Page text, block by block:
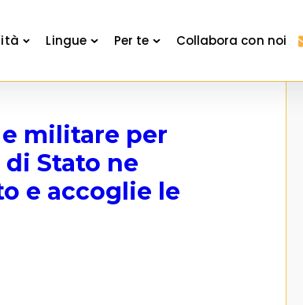
Lingue Per te Collabora con noi
militare per
Stato ne
e accoglie le